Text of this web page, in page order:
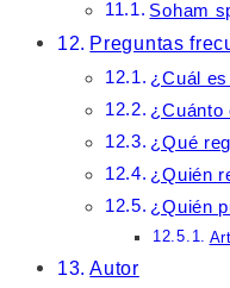
Soham
Preguntas
¿Cuál
¿Cuánto
¿Qué
¿Quién
¿Quién
Autor